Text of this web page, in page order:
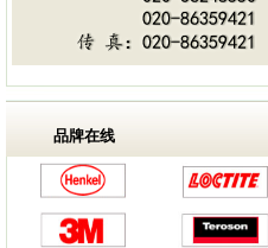
品牌在线